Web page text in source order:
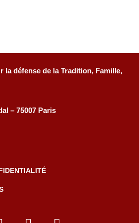
la défense de la Tradition, Famille,
– 75007 Paris